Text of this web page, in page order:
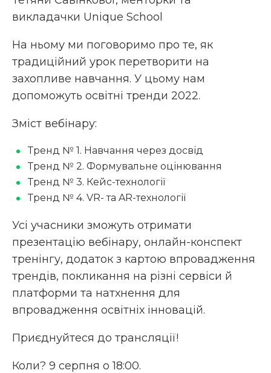
викладачки Unique School
На ньому ми поговоримо про те, як
традиційний урок перетворити на
захопливе навчання. У цьому нам
допоможуть освітні тренди 2022.
Зміст вебінару:
Тренд № 1. Навчання через досвід
Тренд № 2. Формувальне оцінювання
Тренд № 3. Кейс-технології
Тренд № 4. VR- та AR-технології
Усі учасники зможуть отримати
презентацію вебінару, онлайн-конспект
тренінгу, додаток з картою впровадження
трендів, покликання на різні сервіси й
платформи та натхнення для
впровадження освітніх інновацій.
Приєднуйтеся до трансляції!
Коли? 9 серпня о 18:00.